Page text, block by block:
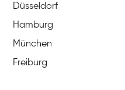
Düsseldorf
Hamburg
München
Freiburg